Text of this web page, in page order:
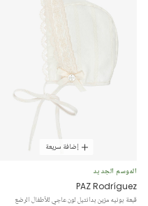
إضافة سريعة
الموسم الجديد
PAZ Rodríguez
قبعة بونيه مزين بدانتيل لون عاجي للأطفال الرضع